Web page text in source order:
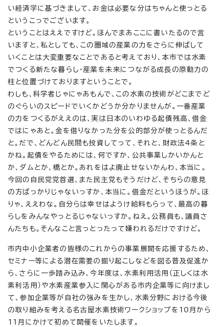
い経済学に基づきまして、お金は必要な分はちゃんと使っとる
というこっでございます。
ということはええですけど。ほんでまあここに書いたるので言
いますと、私としても、この圏域の産業の力をさらに伸ばして
いくことは大変重要なことであると考えており、本市では水素
でつくる新たな暮らし・産業を未来につながる成長の原動力の
柱と位置づけておりますということで。
わしも、科学者じゃにゃあもんで、この水素の技術がどこまでど
のぐらいのスピードでいくかどうか分かりませんが。一番産業
の力をつくるがええのは、実は日本のいわゆる起債残高、借金
ではにゃあと。金を借りなかった分を公的部分が使っとるんだ
と。だで、どんどん民間も投資してって、それと、財政法4条と
かね。起債をやるためには、何ですか、公共事業しかいかんと
か、ダムとか、橋とか。あれをはよ廃止せないかんわ、本当に。
今回の自民党党首選、また民主党もそうだけど、そちらの意見
の方ばっかりじゃないっすか、本当に。借金だというほうが。ほ
りゃ、ええわな。自分らは幸せはようけ給料もらって、最高の暮
らしをみんなやっとるじゃないっすか。ねえ。公務員も、議員さ
んたちも。そんなこと言っとったって嫌われるだけですけど。
市内中小企業者の皆様のこれからの事業展開を応援するため、
セミナー等による潜在需要の掘り起こしなどを図る普及促進か
ら、さらに一歩踏み込み、今年度は、水素利用活用（正しくは水
素利活用）や水素産業参入に関心がある市内企業等に向けまし
て、参加企業等が自社の強みを生かし、水素分野における今後
の取り組みを考える名古屋水素技術ワークショップを10月から
11月にかけて初めて開催をいたします。